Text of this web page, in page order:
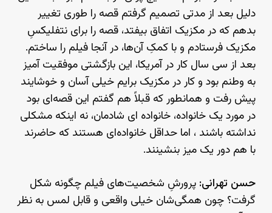
دلیل بعد از مدتی تصمیم گرفتم قصه را طوری تغییر
بدهم که در مکزیک اتفاق بیفتد، قصه را برای نتفلیکسِ
مکزیک فرستادم و با کمکِ آن‌ها، در آنجا فیلم را ساختم.
بعد از سی سال کار در آمریکا، این بازگشتی موفقیت آمیز
به وطنم بود و کار در مکزیک برایم خیلی آسان و خوشایند
پیش رفت و همانطور که قبلاً هم گفتم این قصه‌ای بود
در مورد یک خانواده، خانواده ای شادمان، نه اینکه مشکلی
نداشته باشند ، اما حداقل خانواده‌ای هستند که حاضرند
با هم دور یک میز بنشینند.
حسن تهرانی: پرورشِ شخصیت‌های فیلم چگونه شکل
گرفت؟ چون همگی‌شان خیلی واقعی و قابل لمس به نظر